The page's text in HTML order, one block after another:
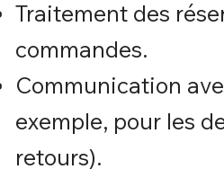
Traitement des
commandes.
Communication
exemple, pour les
retours).